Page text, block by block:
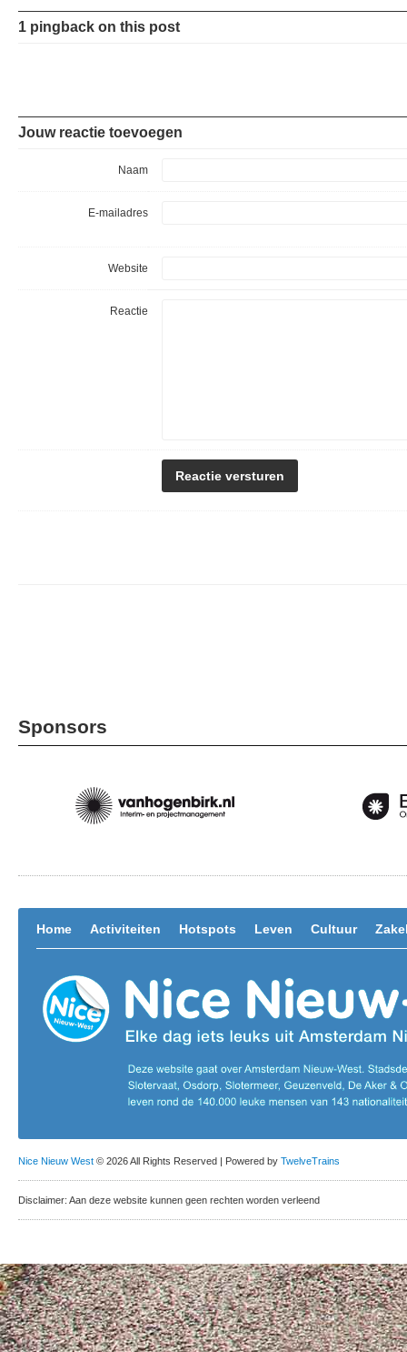
1 pingback on this post
Jouw reactie toevoegen
Naam
E-mailadres
Website
Reactie
Sponsors
Home Activiteiten Hotspots Leven Cultuur
Nice Nieuw West © 2026 All Rights Reserved | Powered by TwelveTrains
Disclaimer: Aan deze website kunnen geen rechten worden verleend